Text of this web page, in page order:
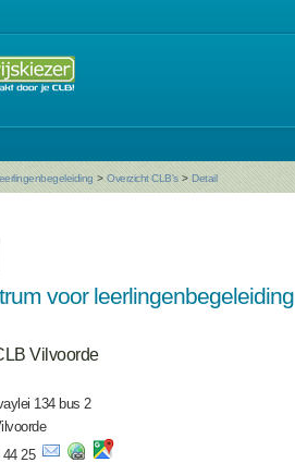
> Overzicht CLB's > Detail
voor leerlingenbegeleiding
Vilvoorde
134 bus 2
44 25